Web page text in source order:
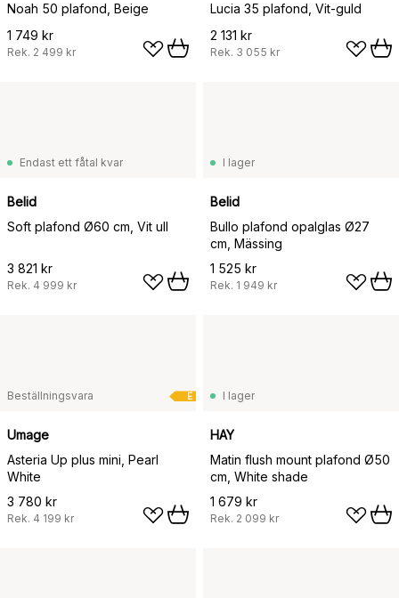
Noah 50 plafond, Beige
1 749 kr
Rek. 2 499 kr
Lucia 35 plafond, Vit-guld
2 131 kr
Rek. 3 055 kr
Endast ett fåtal kvar
Belid
Soft plafond Ø60 cm, Vit ull
3 821 kr
Rek. 4 999 kr
I lager
Belid
Bullo plafond opalglas Ø27
cm, Mässing
1 525 kr
Rek. 1 949 kr
E
Beställningsvara
Umage
Asteria Up plus mini, Pearl
White
3 780 kr
Rek. 4 199 kr
I lager
HAY
Matin flush mount plafond Ø50
cm, White shade
1 679 kr
Rek. 2 099 kr